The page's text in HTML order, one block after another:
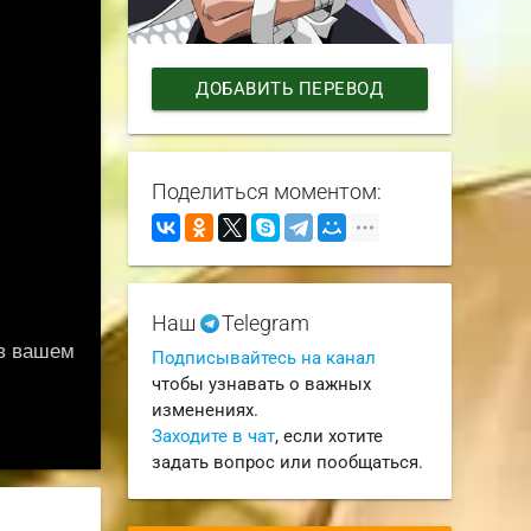
ДОБАВИТЬ ПЕРЕВОД
Поделиться моментом:
Наш Telegram
Подписывайтесь на канал
чтобы узнавать о важных
изменениях.
Заходите в чат, если хотите
задать вопрос или пообщаться.